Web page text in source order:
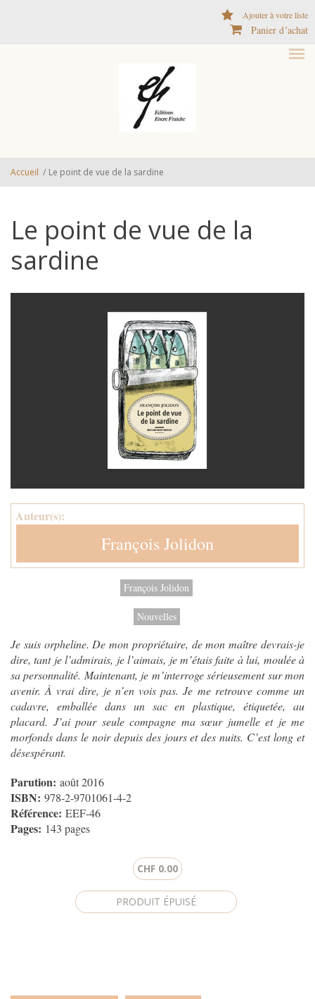
Ajouter à votre liste
Panier d´achat
Accueil / Le point de vue de la sardine
Le point de vue de la
sardine
Auteur(s):
François Jolidon
François Jolidon
Nouvelles
Je suis orpheline. De mon propriétaire, de mon maître devrais-je
dire, tant je l’admirais, je l’aimais, je m’étais faite à lui, moulée à
sa personnalité. Maintenant, je m’interroge sérieusement sur mon
avenir. À vrai dire, je n’en vois pas. Je me retrouve comme un
cadavre, emballée dans un sac en plastique, étiquetée, au
placard. J’ai pour seule compagne ma sœur jumelle et je me
morfonds dans le noir depuis des jours et des nuits. C’est long et
désespérant.
Parution: août 2016
ISBN: 978-2-9701061-4-2
Référence: EEF-46
Pages: 143 pages
CHF 0.00